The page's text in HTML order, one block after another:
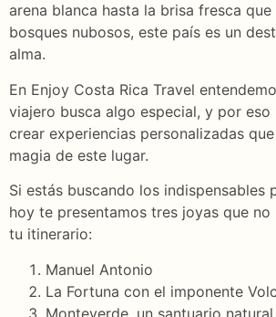
arena blanca hasta la brisa fresca
bosques nubosos, este país es un
alma.
En Enjoy Costa Rica Travel
viajero busca algo especial, y por eso
crear experiencias personalizadas
magia de este lugar.
Si estás buscando los indispensables
hoy te presentamos tres joyas que no
tu itinerario:
Manuel Antonio
La Fortuna con el imponente
Monteverde, un santuario